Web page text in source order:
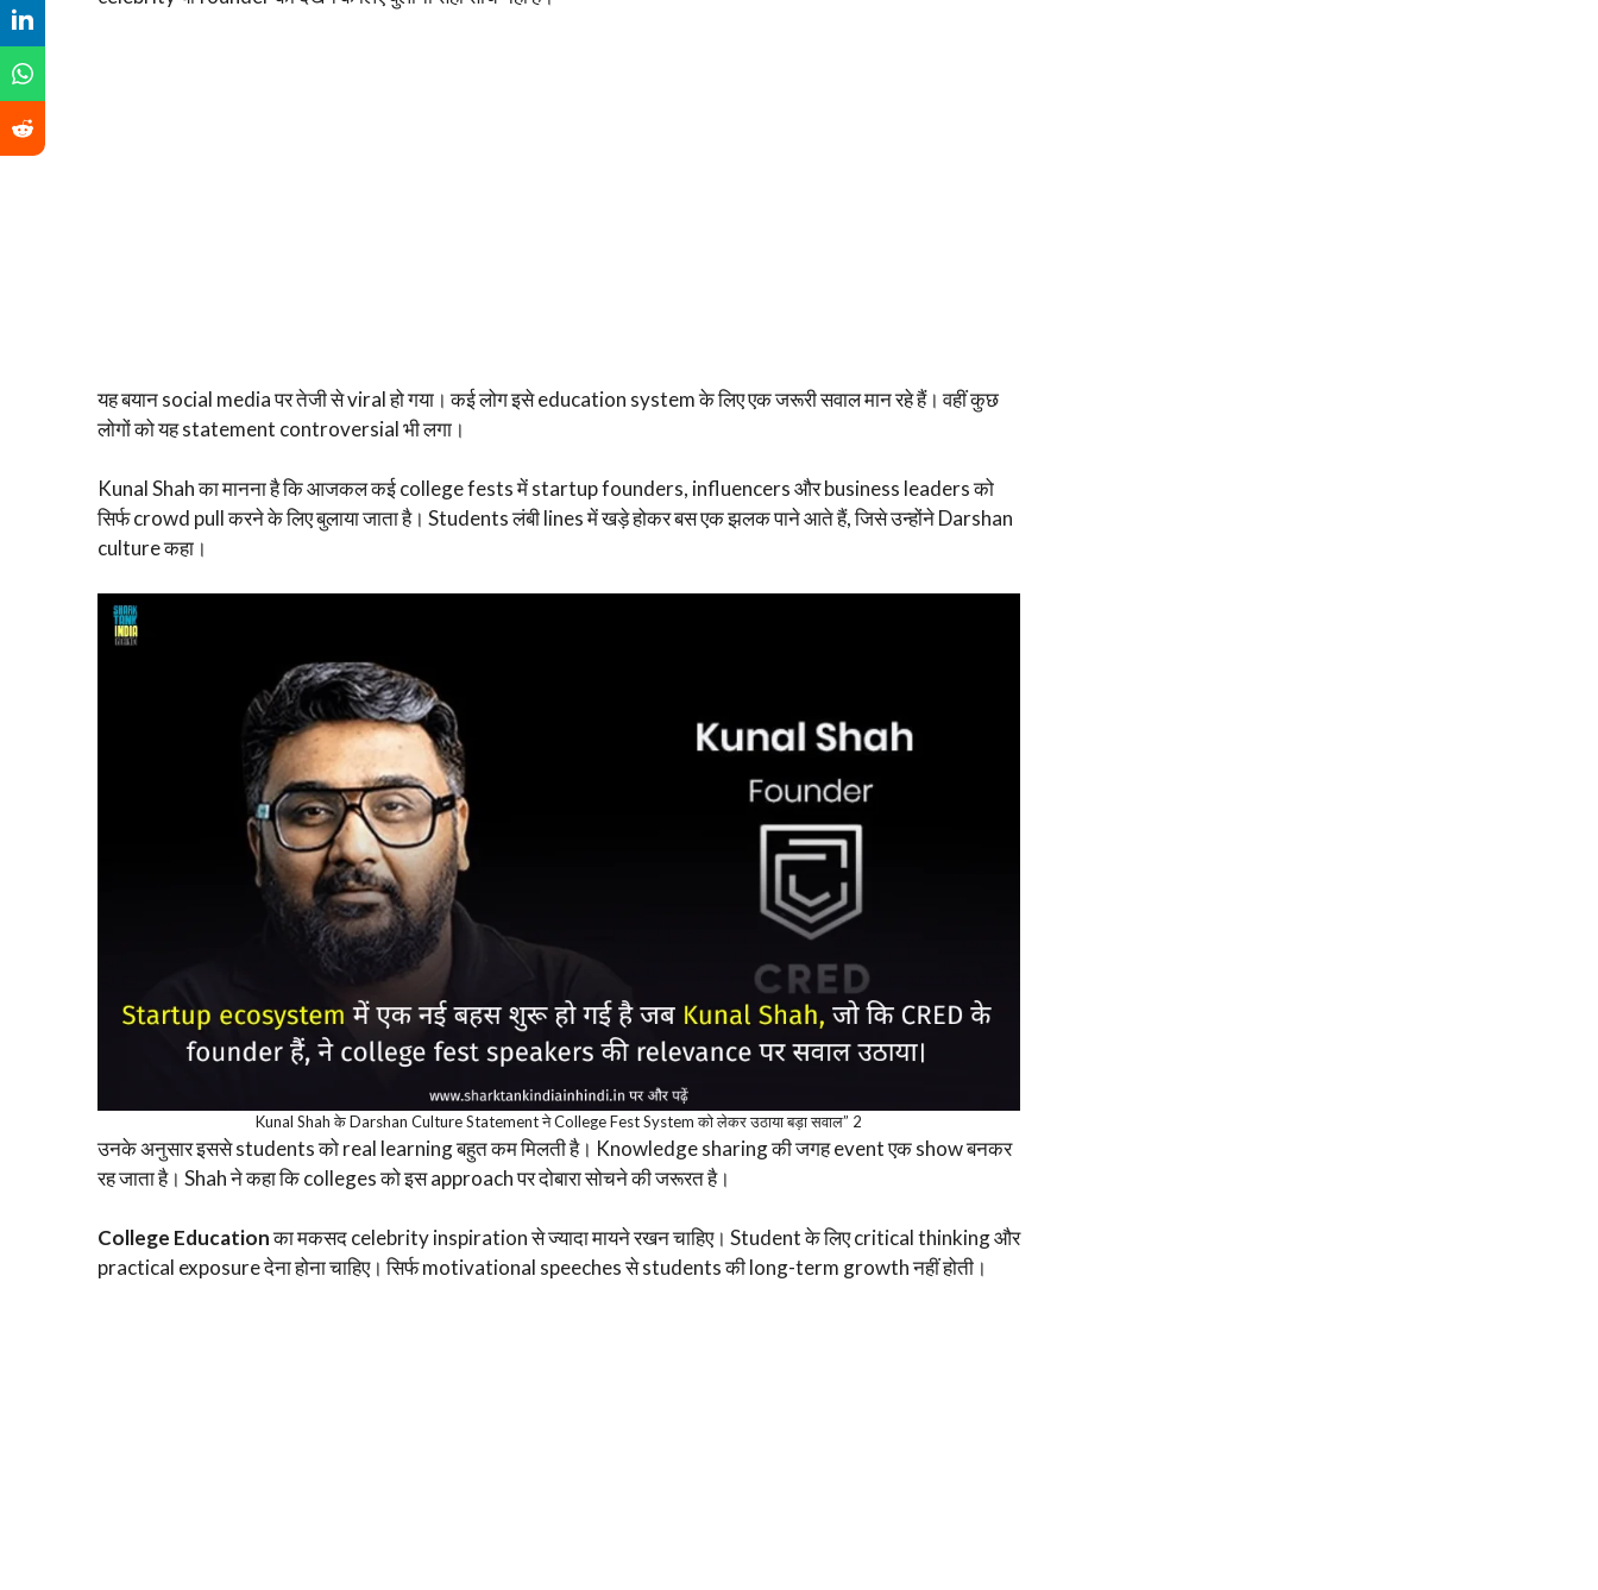
यह बयान social media पर तेजी से viral हो गया। कई लोग इसे education system के लिए एक जरूरी सवाल मान रहे हैं। वहीं कुछ
लोगों को यह statement controversial भी लगा।
Kunal Shah का मानना है कि आजकल कई college fests में startup founders, influencers और business leaders को
सिर्फ crowd pull करने के लिए बुलाया जाता है। Students लंबी lines में खड़े होकर बस एक झलक पाने आते हैं, जिसे उन्होंने Darshan
culture कहा।
Kunal Shah के Darshan Culture Statement ने College Fest System को लेकर उठाया बड़ा सवाल” 2
उनके अनुसार इससे students को real learning बहुत कम मिलती है। Knowledge sharing की जगह event एक show बनकर
रह जाता है। Shah ने कहा कि colleges को इस approach पर दोबारा सोचने की जरूरत है।
College Educationका मकसद celebrity inspiration से ज्यादा मायने रखन चाहिए। Student के लिए critical thinking और
practical exposure देना होना चाहिए। सिर्फ motivational speeches से students की long-term growth नहीं होती।